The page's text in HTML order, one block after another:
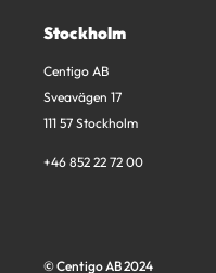
Stockholm
Centigo AB
Sveavägen 17
111 57 Stockholm
+46 852 22 72 00
© Centigo AB 2024